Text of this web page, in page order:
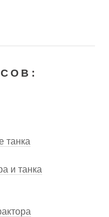
танка
и танка